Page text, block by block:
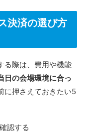
こちらの記事で
らメリット・デメリ
解説
ドや電子マネー、QRコー
法に対応したキャッシュ
用を始められます。 小規模
て、コストを抑えつつ顧客
ド（VISA・Mastercard
、iDなど）
楽天ペイ・PayPayなど
自動入金（振込手数料無
金依頼で翌営業日入金
決済の選び方
る際は、費用や機能
日の会場環境に合っ
に押さえておきたい5
認する